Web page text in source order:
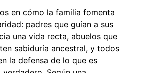
en cómo la familia fomenta
padres que guían a sus
una vida recta, abuelos que
sabiduría ancestral, y todos
la defensa de lo que es